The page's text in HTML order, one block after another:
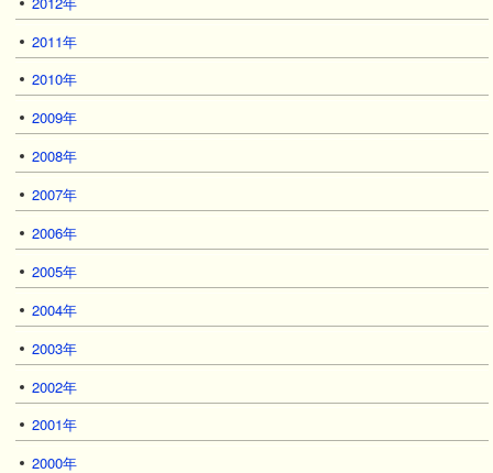
2011年
2010年
2009年
2008年
2007年
2006年
2005年
2004年
2003年
2002年
2001年
2000年